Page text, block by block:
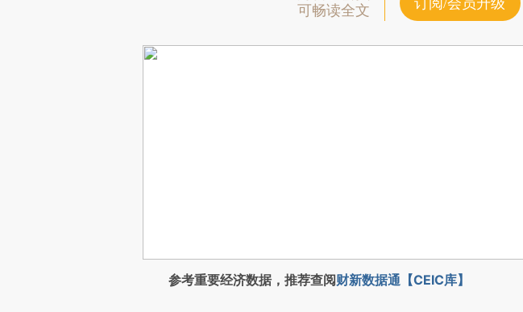
可畅读全文
订阅/会员升级
参考重要经济数据，推荐查阅财新数据通【CEIC库】